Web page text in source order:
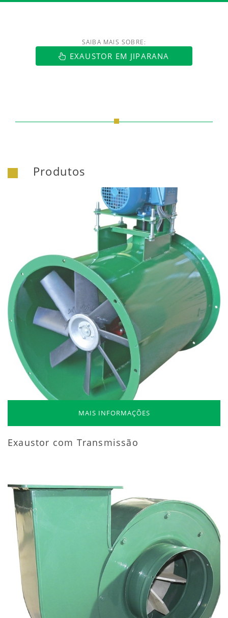
https://www.luftmaxi.com.br/
SAIBA MAIS SOBRE:
EXAUSTOR EM JIPARANA
Produtos
MAIS INFORMAÇÕES
Exaustor com Transmissão